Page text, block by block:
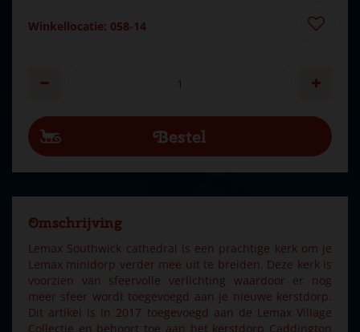
Winkellocatie: 058-14
Omschrijving
Lemax Southwick cathedral is een prachtige kerk om je
Lemax minidorp verder mee uit te breiden. Deze kerk is
voorzien van sfeervolle verlichting waardoor er nog
meer sfeer wordt toegevoegd aan je nieuwe kerstdorp.
Dit artikel is in 2017 toegevoegd aan de Lemax Village
Collectie en behoort toe aan het kerstdorp Caddington